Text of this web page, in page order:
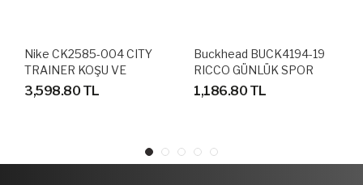
Nike CK2585-004 CITY
TRAINER KOŞU VE
YÜRÜYÜŞ AYAKKABISI
3,598.80 TL
Buckhead BUCK4194-19
RICCO GÜNLÜK SPOR
AYAKKABI
1,186.80 TL